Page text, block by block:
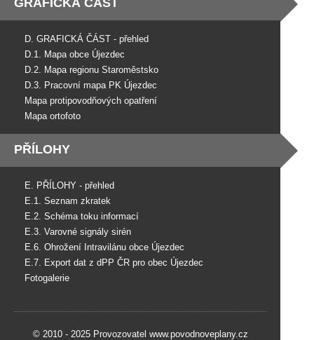
GRAFICKÁ ČÁST
D. GRAFICKÁ ČÁST - přehled
D.1. Mapa obce Újezdec
D.2. Mapa regionu Staroměstsko
D.3. Pracovní mapa PK Újezdec
Mapa protipovodňových opatření
Mapa ortofoto
PŘÍLOHY
E. PŘÍLOHY - přehled
E.1. Seznam zkratek
E.2. Schéma toku informací
E.3. Varovné signály sirén
E.6. Ohrožení Intravilánu obce Újezdec
E.7. Export dat z dPP ČR pro obec Újezdec
Fotogalerie
© 2010 - 2025 Provozovatel www.povodnoveplany.cz